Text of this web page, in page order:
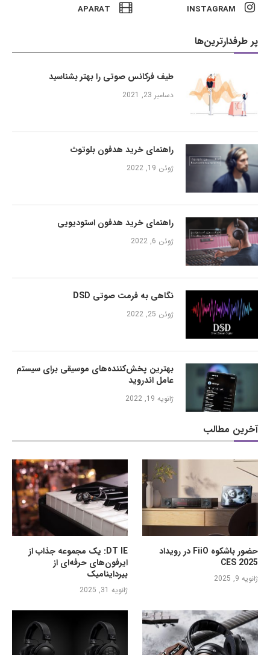
INSTAGRAM
APARAT
پر طرفدارترین‌ها
طیف فرکانس صوتی را بهتر بشناسید
دسامبر 23, 2021
راهنمای خرید هدفون بلوتوث
ژوئن 19, 2022
راهنمای خرید هدفون استودیویی
ژوئن 6, 2022
نگاهی به فرمت صوتی DSD
ژوئن 25, 2022
بهترین پخش‌کننده‌های موسیقی برای سیستم
عامل اندروید
ژانویه 19, 2022
آخرین مطالب
DT IE: یک مجموعه جذاب از
ایرفون‌های حرفه‌ای از
بیرداینامیک
ژانویه 31, 2025
حضور باشکوه FiiO در رویداد
CES 2025
ژانویه 9, 2025